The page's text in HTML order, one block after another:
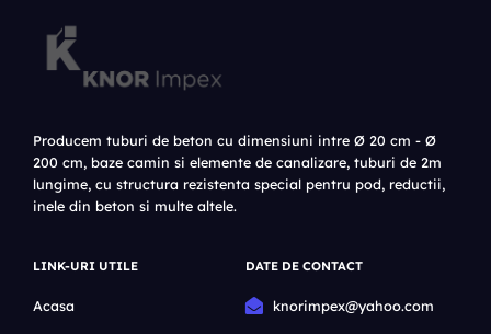
Producem tuburi de beton cu dimensiuni intre Ø 20 cm - Ø
200 cm, baze camin si elemente de canalizare, tuburi de 2m
lungime, cu structura rezistenta special pentru pod, reductii,
inele din beton si multe altele.
LINK-URI UTILE
Acasa
DATE DE CONTACT
knorimpex@yahoo.com